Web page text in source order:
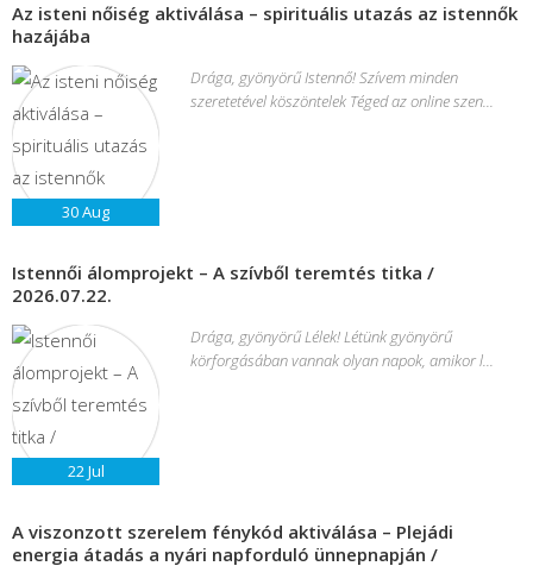
Az isteni nőiség aktiválása – spirituális utazás az istennők
hazájába
30Aug
Drága, gyönyörű Istennő! Szívem minden
szeretetével köszöntelek Téged az online szen...
Istennői álomprojekt – A szívből teremtés titka /
2026.07.22.
22Jul
Drága, gyönyörű Lélek! Létünk gyönyörű
körforgásában vannak olyan napok, amikor l...
A viszonzott szerelem fénykód aktiválása – Plejádi
energia átadás a nyári napforduló ünnepnapján /